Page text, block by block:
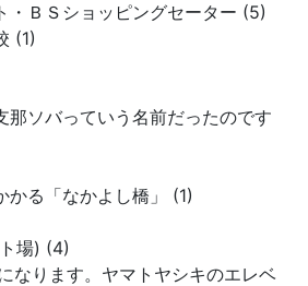
・ＢＳショッピングセーター (5)
(1)
那ソバっていう名前だったのです
かる「なかよし橋」 (1)
場) (4)
なります。ヤマトヤシキのエレベ